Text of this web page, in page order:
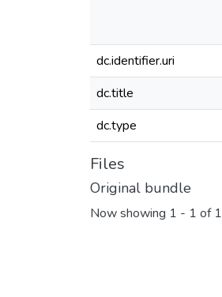
dc.identifier.uri
dc.title
dc.type
Files
Original bundle
Now showing 1 - 1 of 1